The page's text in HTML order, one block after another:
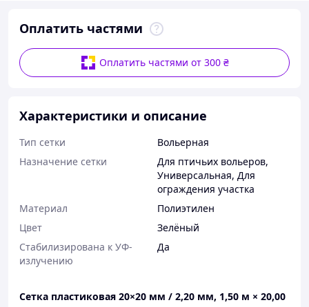
Оплатить частями
Оплатить частями от 300 ₴
Характеристики и описание
Тип сетки
Вольерная
Назначение сетки
Для птичьих вольеров,
Универсальная, Для
ограждения участка
Материал
Полиэтилен
Цвет
Зелёный
Стабилизирована к УФ-
излучению
Да
Сетка пластиковая 20×20 мм / 2,20 мм, 1,50 м × 20,00